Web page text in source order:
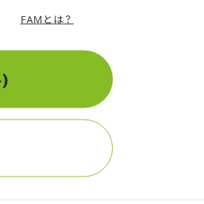
発とビジネス創出に取り組んでいる企業
量子コンピュータ実用化を見
ンピュータを取り巻く世界的な環境は近
子技術に関する国家戦略が策定・更新さ
。日本政府も2021～25年度の「第６期科
び安全保障上の国家戦略の一つに位置づ
略のもと、国際連携、人材育成、社会機
ートは、技術的な視点から語られること
FAMとは？